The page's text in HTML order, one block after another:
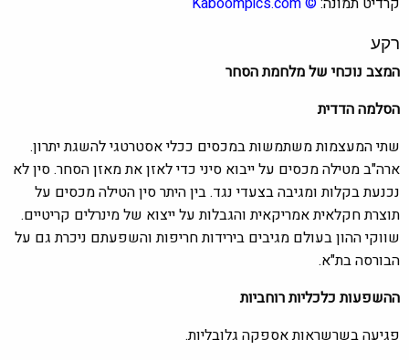
רקע
המצב נוכחי של מלחמת הסחר
הסלמה הדדית
שתי המעצמות משתמשות במכסים ככלי אסטרטגי להשגת יתרון.
ארה"ב מטילה מכסים על ייבוא סיני כדי לאזן את מאזן הסחר. סין לא
נכנעת בקלות ומגיבה בצעדי נגד. בין היתר סין הטילה מכסים על
תוצרת חקלאית אמריקאית והגבלות על ייצוא של מינרלים קריטיים.
שווקי ההון בעולם מגיבים בירידות חריפות והשפעתם ניכרת גם על
הבורסה בת"א.
ההשפעות כלכליות רוחביות
פגיעה בשרשראות אספקה גלובליות.